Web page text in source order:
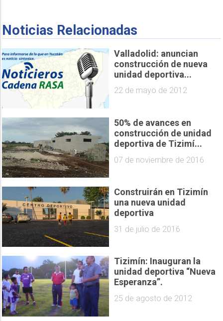
Noticias Relacionadas
Valladolid: anuncian
construcción de nueva
unidad deportiva...
22 de mayo de 2012
50% de avances en
construcción de unidad
deportiva de Tizimí...
07 de noviembre de 2016
Construirán en Tizimín
una nueva unidad
deportiva
31 de julio de 2016
Tizimín: Inauguran la
unidad deportiva “Nueva
Esperanza”.
25 de agosto de 2012